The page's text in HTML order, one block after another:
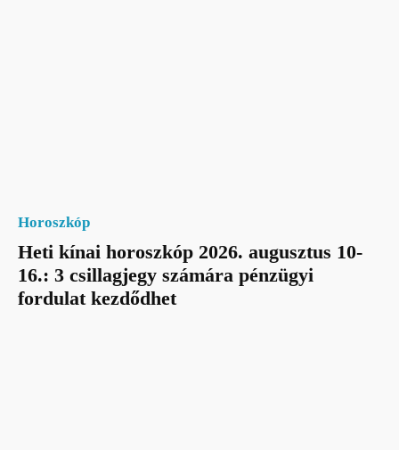
Horoszkóp
Heti kínai horoszkóp 2026. augusztus 10-
16.: 3 csillagjegy számára pénzügyi
fordulat kezdődhet